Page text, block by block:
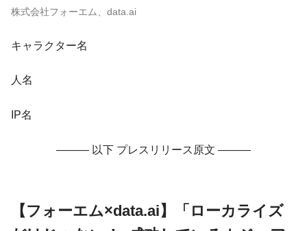
株式会社フォーエム、data.ai
キャラクター名
人名
IP名
——— 以下 プレスリリース原文 ———
【フォーエム×data.ai】「ローカライズ